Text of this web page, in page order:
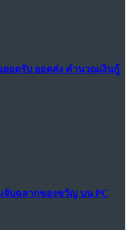
ยอดรับ ยอดส่ง คำนวณเงินกู้
จับฉลากของขวัญ บน PC